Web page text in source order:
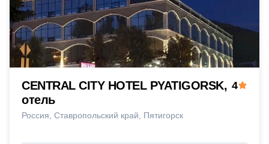
CENTRAL CITY HOTEL PYATIGORSK,
отель
Россия Ставропольский край Пятигорск
4